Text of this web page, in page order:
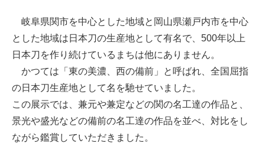
岐阜県関市を中心とした地域と岡山県瀬戸内市を中心
とした地域は日本刀の生産地として有名で、500年以上
日本刀を作り続けているまちは他にありません。
かつては「東の美濃、西の備前」と呼ばれ、全国屈指
の日本刀生産地として名を馳せていました。
この展示では、兼元や兼定などの関の名工達の作品と、
景光や盛光などの備前の名工達の作品を並べ、対比をし
ながら鑑賞していただきました。